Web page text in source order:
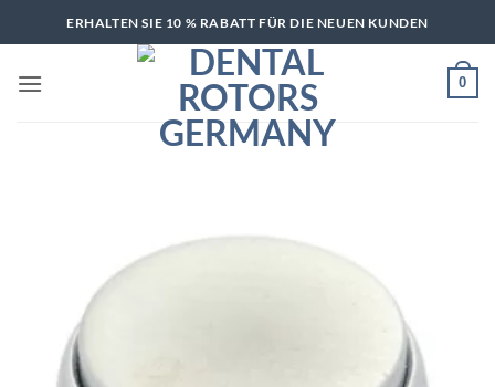
Inhalt
ERHALTEN SIE 10 % RABATT FÜR DIE NEUEN KUNDEN
0